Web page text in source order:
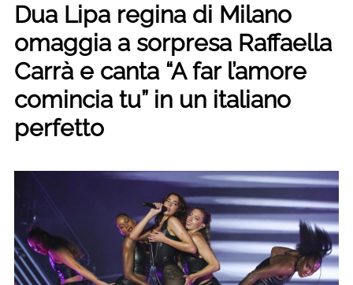
Dua Lipa regina di Milano
omaggia a sorpresa Raffaella
Carrà e canta “A far l’amore
comincia tu” in un italiano
perfetto